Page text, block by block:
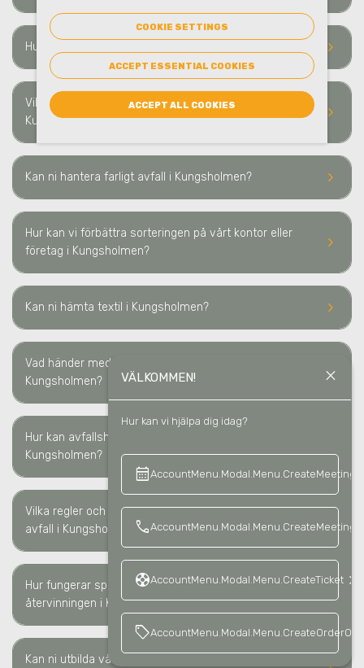
VÄLKOMMEN! close
Hur kan vi hjälpa dig idag?
calendar_monthAccountMenu.Modal.Menu.CreateMeeting
call
supportAccountMenu.Modal.Menu.CreateTicket keyboard_arrow_right
sell
keyboard_arrow_right
Hur ofta sker hämtning av avfall i Kungsholmen?
keyboard_arrow_right
Vilka typer av avfall och material kan ni hämta i
Kungsholmen?
keyboard_arrow_right
Kan ni hantera farligt avfall i Kungsholmen?
keyboard_arrow_right
Hur kan vi förbättra sorteringen på vårt kontor eller
företag i Kungsholmen?
keyboard_arrow_right
Kan ni hämta textil i Kungsholmen?
keyboard_arrow_right
Vad händer med materialet som ni hämtar
Kungsholmen?
Hur kan avfallshantering minska våra kostnader i
Kungsholmen?
keyboard_arrow_right
Vilka regler och lagkrav måste vi följa för sortering av
avfall i Kungsholmen?
keyboard_arrow_right
Hur fungerar spårbarheten av avfallshanteringen/
återvinningen i Kungsholmen?
Kan ni utbilda vår personal kring avfallssortering och
COOKIE SETTINGS
ACCEPT ESSENTIAL COOKIES
ACCEPT ALL COOKIES